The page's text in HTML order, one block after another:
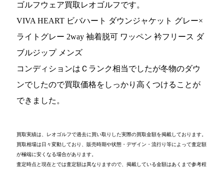
ゴルフウェア買取レオゴルフです。
VIVA HEART ビバハート ダウンジャケット グレー×
ライトグレー 2way 袖着脱可 ワッペン 衿フリース ダ
ブルジップ メンズ
コンディションはＣランク相当でしたが冬物のダウ
ンでしたので買取価格をしっかり高くつけることが
できました。
買取実績は、レオゴルフで過去に買い取りした実際の買取金額を掲載しております。
買取相場は日々変動しており、販売時期や状態・デザイン・流行り等によって査定額
が極端に安くなる場合があります。
査定時点と現在とでは査定額は異なりますので、掲載している金額はあくまで参考程